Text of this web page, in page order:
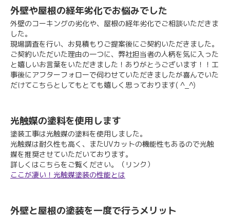
外壁や屋根の経年劣化でお悩みでした
外壁のコーキングの劣化や、屋根の経年劣化でご相談いただきま
した。
現場調査を行い、お見積もりご提案後にご契約いただきました。
ご契約いただいた理由の一つに、弊社担当者の人柄を気に入った
と嬉しいお言葉をいただきました！ありがとうございます！！工
事後にアフターフォローで伺わせていただきましたが喜んでいた
だけてこちらとしてもとても嬉しく思っております( ^_^)
光触媒の塗料を使用します
塗装工事は光触媒の塗料を使用しました。
光触媒は耐久性も高く、またUVカットの機能性もあるので光触
媒を推奨させていただいております。
詳しくはこちらをご覧ください。（リンク）
ここが凄い！光触媒塗装の性能とは
外壁と屋根の塗装を一度で行うメリット